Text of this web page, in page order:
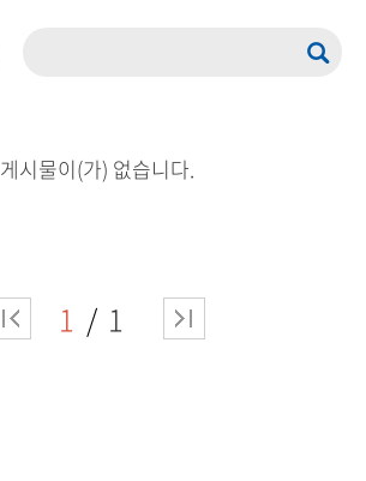
게시물이(가) 없습니다.
1 1